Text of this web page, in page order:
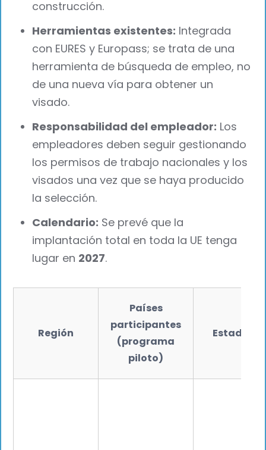
construcción.
Herramientas existentes: Integrada
con EURES y Europass; se trata de una
herramienta de búsqueda de empleo, no
de una nueva vía para obtener un
visado.
Responsabilidad del empleador: Los
empleadores deben seguir gestionando
los permisos de trabajo nacionales y los
visados una vez que se haya producido
la selección.
Calendario: Se prevé que la
implantación total en toda la UE tenga
lugar en 2027.
Región
Países
participantes
(programa
piloto)
Estado